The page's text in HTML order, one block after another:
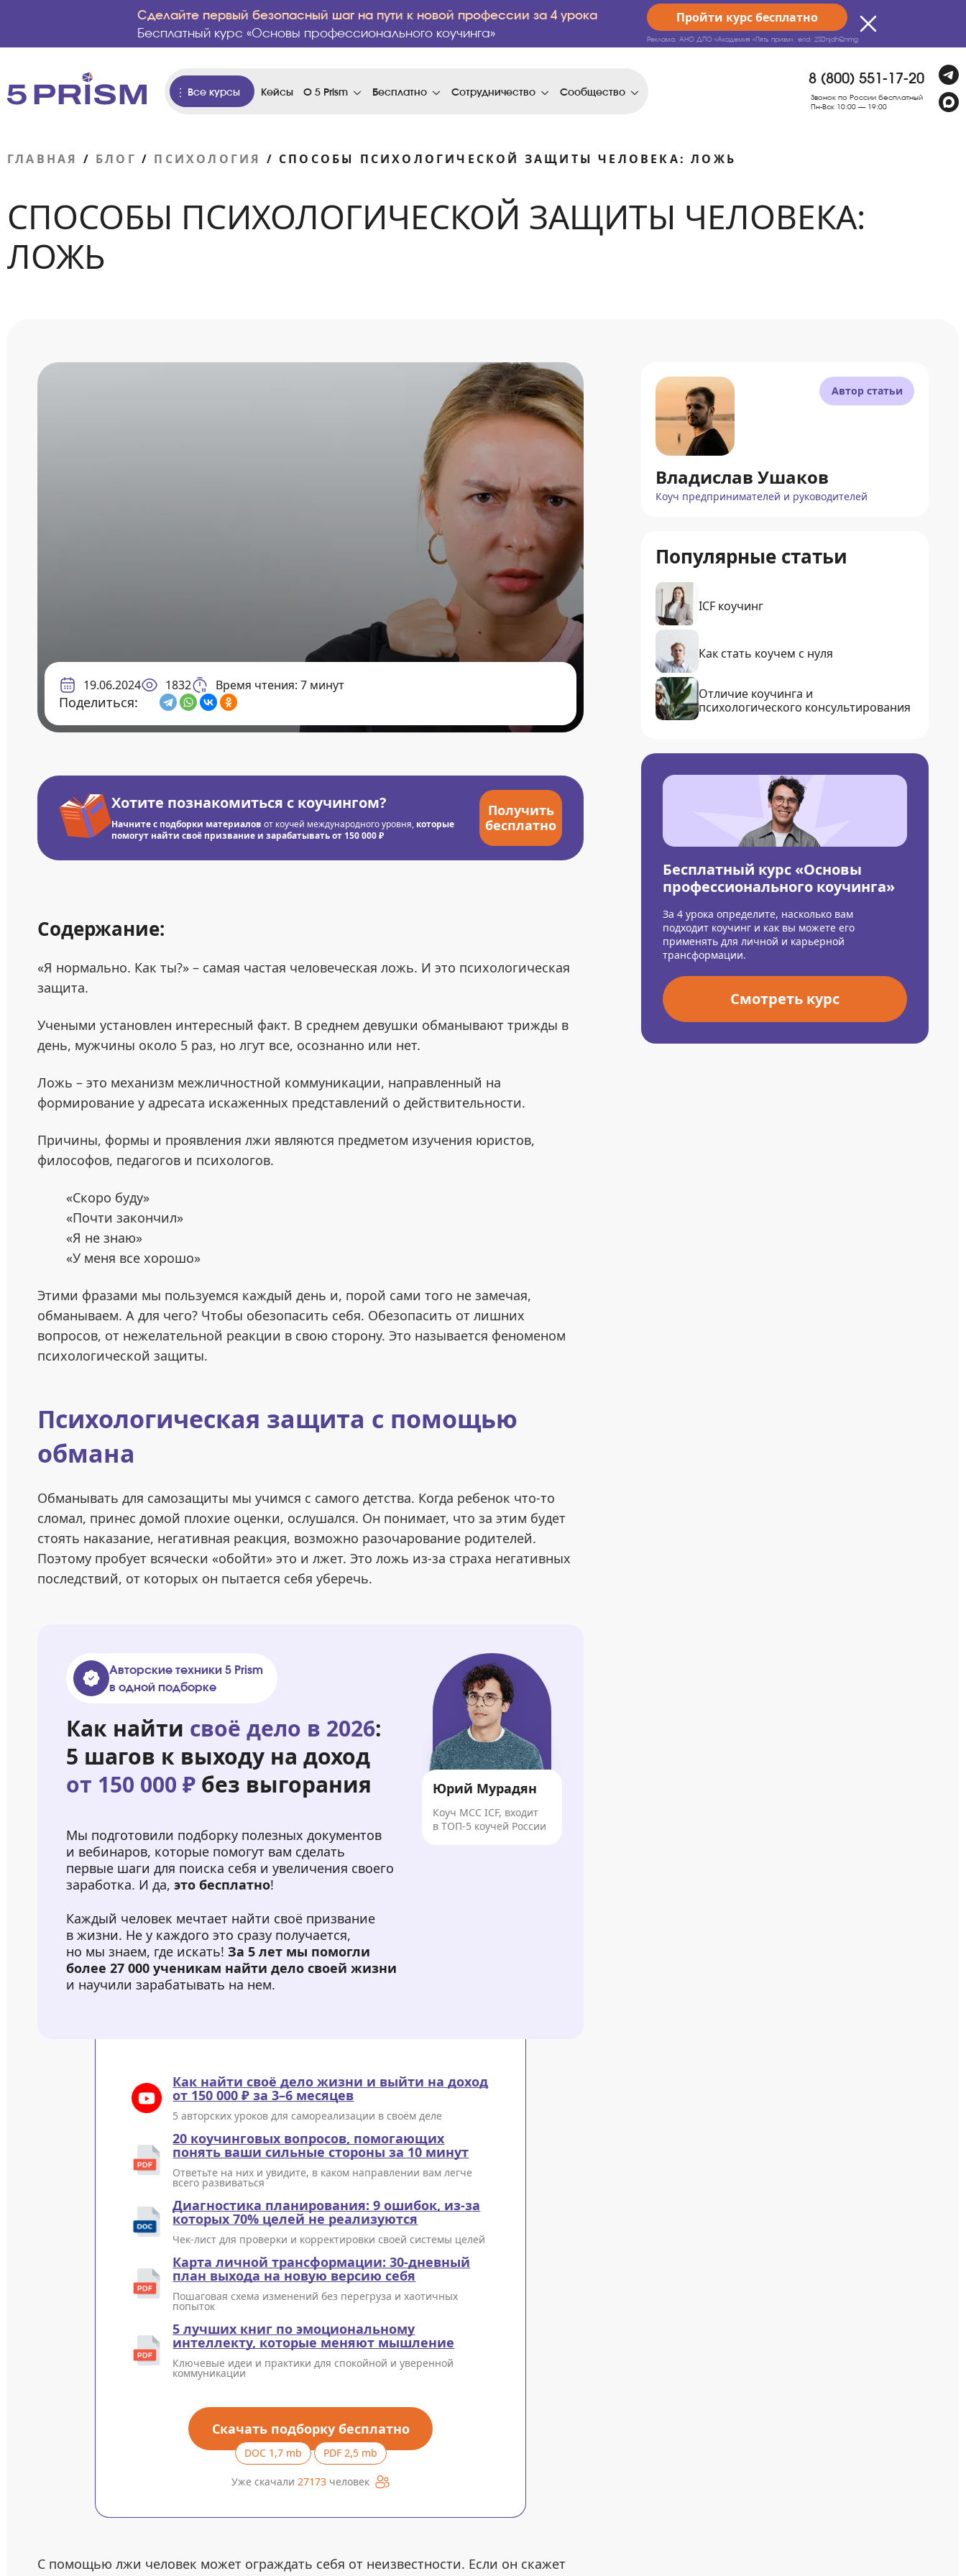
Сделайте первый безопасный шаг на пути к новой профессии за 4 урока
Бесплатный курс «Основы профессионального коучинга»
Пройти курс бесплатно
Реклама. АНО ДПО «Академия «Пять призм». erid: 2SDnjdhQnmg
Все курсы Кейсы О 5 Prism Бесплатно Сотрудничество Сообщество
8 (800) 551-17-20
Звонок по России бесплатный
Пн-Вск 10:00 — 19:00
ГЛАВНАЯ / БЛОГ / ПСИХОЛОГИЯ / СПОСОБЫ ПСИХОЛОГИЧЕСКОЙ ЗАЩИТЫ ЧЕЛОВЕКА: ЛОЖЬ
СПОСОБЫ ПСИХОЛОГИЧЕСКОЙ ЗАЩИТЫ ЧЕЛОВЕКА:
ЛОЖЬ
19.06.2024 1832 Время чтения: 7 минут
Поделиться:
Хотите познакомиться с коучингом?
Начните с подборки материалов от коучей международного уровня, которые
помогут найти своё призвание и зарабатывать от 150 000 ₽
Получить
бесплатно
Содержание:
«Я нормально. Как ты?» – самая частая человеческая ложь. И это психологическая
защита.
Учеными установлен интересный факт. В среднем девушки обманывают трижды в
день, мужчины около 5 раз, но лгут все, осознанно или нет.
Ложь – это механизм межличностной коммуникации, направленный на
формирование у адресата искаженных представлений о действительности.
Причины, формы и проявления лжи являются предметом изучения юристов,
философов, педагогов и психологов.
«Скоро буду»
«Почти закончил»
«Я не знаю»
«У меня все хорошо»
Этими фразами мы пользуемся каждый день и, порой сами того не замечая,
обманываем. А для чего? Чтобы обезопасить себя. Обезопасить от лишних
вопросов, от нежелательной реакции в свою сторону. Это называется феноменом
психологической защиты.
Психологическая защита с помощью
обмана
Обманывать для самозащиты мы учимся с самого детства. Когда ребенок что-то
сломал, принес домой плохие оценки, ослушался. Он понимает, что за этим будет
стоять наказание, негативная реакция, возможно разочарование родителей.
Поэтому пробует всячески «обойти» это и лжет. Это ложь из-за страха негативных
последствий, от которых он пытается себя уберечь.
Авторские техники 5 Prism
в одной подборке
Как найти своё дело в 2026:
5 шагов к выходу на доход
от 150 000 ₽ без выгорания
Мы подготовили подборку полезных документов
и вебинаров, которые помогут вам сделать
первые шаги для поиска себя и увеличения своего
заработка. И да, это бесплатно!
Каждый человек мечтает найти своё призвание
в жизни. Не у каждого это сразу получается,
но мы знаем, где искать! За 5 лет мы помогли
более 27 000 ученикам найти дело своей жизни
и научили зарабатывать на нем.
Юрий Мурадян
Коуч MCC ICF, входит
в ТОП-5 коучей России
Как найти своё дело жизни и выйти на доход
от 150 000 ₽ за 3–6 месяцев
5 авторских уроков для самореализации в своём деле
20 коучинговых вопросов, помогающих
понять ваши сильные стороны за 10 минут
Ответьте на них и увидите, в каком направлении вам легче
всего развиваться
Диагностика планирования: 9 ошибок, из-за
которых 70% целей не реализуются
Чек-лист для проверки и корректировки своей системы целей
Карта личной трансформации: 30-дневный
план выхода на новую версию себя
Пошаговая схема изменений без перегруза и хаотичных
попыток
5 лучших книг по эмоциональному
интеллекту, которые меняют мышление
Ключевые идеи и практики для спокойной и уверенной
коммуникации
Скачать подборку бесплатно
DOC 1,7 mb PDF 2,5 mb
Уже скачали 27173 человек
С помощью лжи человек может ограждать себя от неизвестности. Если он скажет
Автор статьи
Владислав Ушаков
Коуч предпринимателей и руководителей
Популярные статьи
ICF коучинг
Как стать коучем с нуля
Отличие коучинга и
психологического консультирования
Бесплатный курс «Основы
профессионального коучинга»
За 4 урока определите, насколько вам
подходит коучинг и как вы можете его
применять для личной и карьерной
трансформации.
Смотреть курс